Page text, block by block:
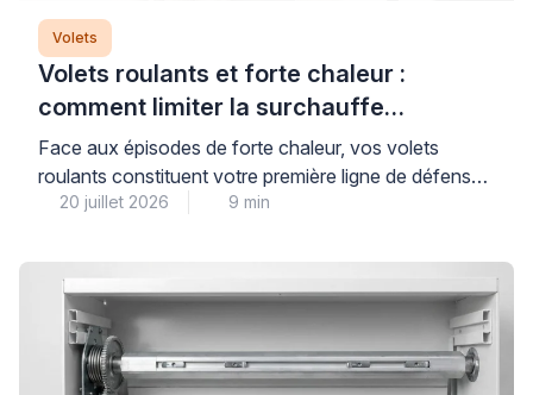
Volets
Volets roulants et forte chaleur :
comment limiter la surchauffe
efficacement
Face aux épisodes de forte chaleur, vos volets
roulants constituent votre première ligne de défense,
à condition de bien les choisir et de les utiliser
réellement performante repose sur trois piliers : des
équipements aux matériaux et couleurs adaptés, une
stratégie d’ouverture-fermeture maîtrisée, et souvent
l’association avec des protections […]
20 juillet 2026 9 min